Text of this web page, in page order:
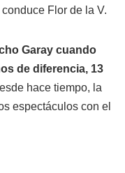
Flor de la V.
Garay cuando
de diferencia, 13
hace tiempo, la
espectáculos con el